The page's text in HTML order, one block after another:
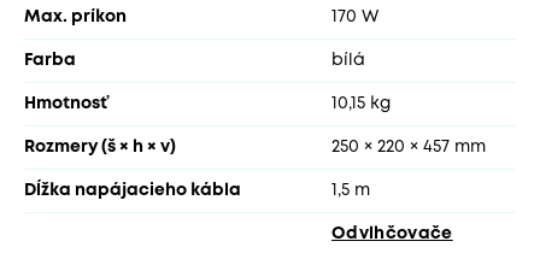
Max. príkon 170 W
Farba bílá
Hmotnosť 10,15 kg
Rozmery (š × h × v) 250 × 220 × 457 mm
Dĺžka napájacieho kábla 1,5 m
Odvlhčovače